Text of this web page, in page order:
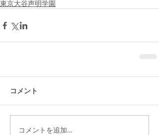
東京大谷声明学園
コメント
コメントを追加…